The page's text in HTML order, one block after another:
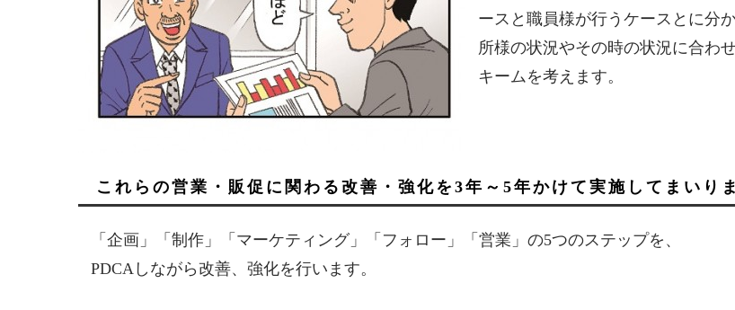
ースと職員様が行うケースとに分
所様の状況やその時の状況に合わ
キームを考えます。
これらの営業・販促に関わる改善・強化を3年～5年かけて実施してまいり
「企画」「制作」「マーケティング」「フォロー」「営業」の5つのステップを、
PDCAしながら改善、強化を行います。